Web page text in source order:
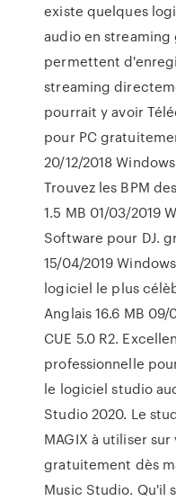
existe quelques
audio en
permettent
streaming
pourrait y avoir
pour PC
20/12/2018
Trouvez les BPM
1.5 MB 01/03/2019
Software pour DJ.
15/04/2019
logiciel le plus
Anglais 16.6 MB
CUE 5.0 R2.
professionnelle
le logiciel studio
Studio 2020. Le
MAGIX à utiliser
gratuitement dès
Music Studio. Qu'il